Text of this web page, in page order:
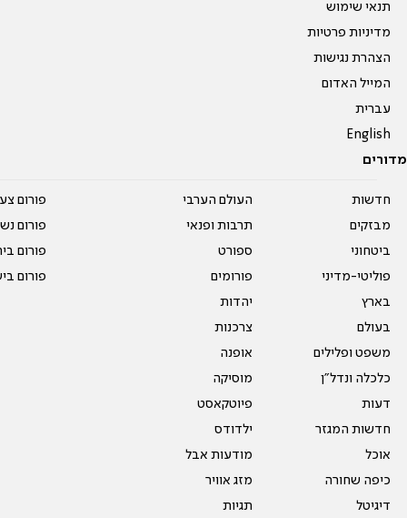
תנאי שימוש
מדיניות פרטיות
הצהרת נגישות
המייל האדום
עברית
English
מדורים
חדשות
מבזקים
ביטחוני
פוליטי-מדיני
בארץ
בעולם
משפט ופלילים
כלכלה ונדל"ן
דעות
חדשות המגזר
אוכל
כיפה שחורה
דיגיטל
העולם הערבי
תרבות ופנאי
ספורט
פורומים
יהדות
צרכנות
אופנה
מוסיקה
פיוטקאסט
ילדודס
מודעות אבל
מזג אוויר
תגיות
פורום
פורום
פורום
פורום